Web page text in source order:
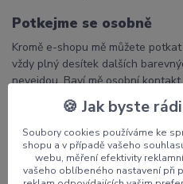
Potkejme se osobně
Kromě e-shopu mě můžete
vždy plný desítek dalších
nevejdou. Baví mě osobní
výběrem přímo na místě.
Děkuji, že podporujete poctivou
výrobkům domov.
Pavlína
🍪 Jak byste
Soubory cookies používáme ke
shopu a v případě vašeho
webu, měření efektivity
vašeho oblíbeného nastavení při